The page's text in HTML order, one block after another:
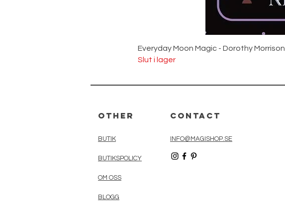
Everyday Moon Magic - Dorothy Morrison
Slut i lager
Other Contact
BUTIK
BUTIKSPOLICY
OM OSS
BLOGG
INFO@MAGISHOP.SE